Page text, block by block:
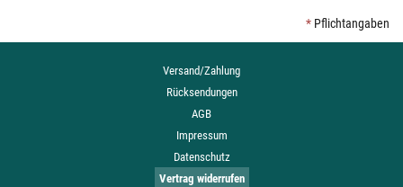
* Pflichtangaben
Versand/Zahlung
Rücksendungen
AGB
Impressum
Datenschutz
Vertrag widerrufen